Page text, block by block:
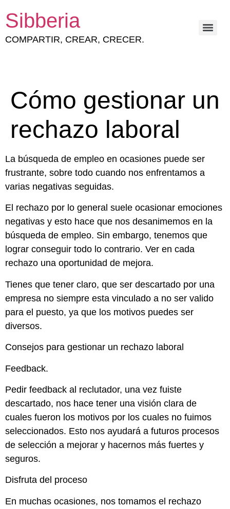
Sibberia
COMPARTIR, CREAR, CRECER.
Cómo gestionar un
rechazo laboral
La búsqueda de empleo en ocasiones puede ser
frustrante, sobre todo cuando nos enfrentamos a
varias negativas seguidas.
El rechazo por lo general suele ocasionar emociones
negativas y esto hace que nos desanimemos en la
búsqueda de empleo. Sin embargo, tenemos que
lograr conseguir todo lo contrario. Ver en cada
rechazo una oportunidad de mejora.
Tienes que tener claro, que ser descartado por una
empresa no siempre esta vinculado a no ser valido
para el puesto, ya que los motivos puedes ser
diversos.
Consejos para gestionar un rechazo laboral
Feedback.
Pedir feedback al reclutador, una vez fuiste
descartado, nos hace tener una visión clara de
cuales fueron los motivos por los cuales no fuimos
seleccionados. Esto nos ayudará a futuros procesos
de selección a mejorar y hacernos más fuertes y
seguros.
Disfruta del proceso
En muchas ocasiones, nos tomamos el rechazo